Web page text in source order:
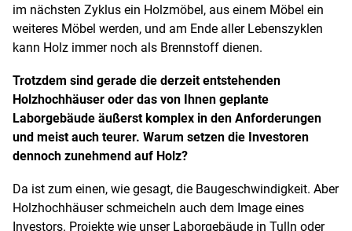
im nächsten Zyklus ein Holzmöbel, aus einem Möbel ein
weiteres Möbel werden, und am Ende aller Lebenszyklen
kann Holz immer noch als Brennstoff dienen.
Trotzdem sind gerade die derzeit entstehenden
Holzhochhäuser oder das von Ihnen geplante
Laborgebäude äußerst komplex in den Anforderungen
und meist auch teurer. Warum setzen die Investoren
dennoch zunehmend auf Holz?
Da ist zum einen, wie gesagt, die Baugeschwindigkeit. Aber
Holzhochhäuser schmeicheln auch dem Image eines
Investors. Projekte wie unser Laborgebäude in Tulln oder